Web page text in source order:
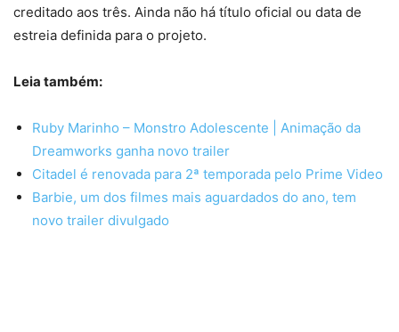
creditado aos três. Ainda não há título oficial ou data de
estreia definida para o projeto.
Leia também:
Ruby Marinho – Monstro Adolescente | Animação da
Dreamworks ganha novo trailer
Citadel é renovada para 2ª temporada pelo Prime Video
Barbie, um dos filmes mais aguardados do ano, tem
novo trailer divulgado